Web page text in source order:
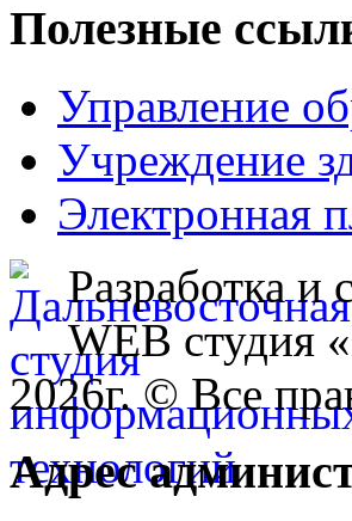
Полезные
Управление
Учреждение
Электронная
Разработка и
WEB студия
2026г. © Все
Адрес